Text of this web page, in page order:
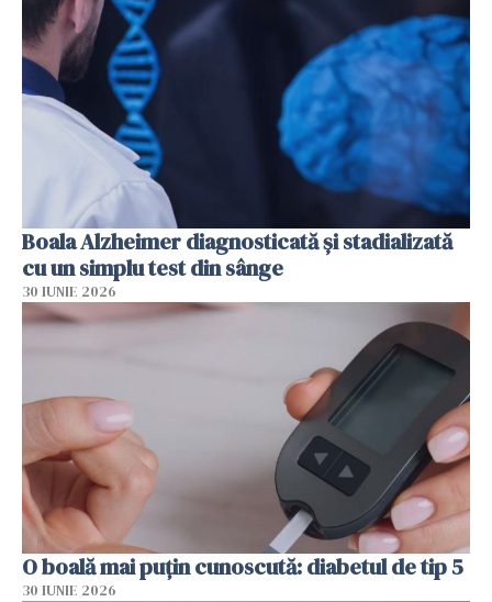
Boala Alzheimer diagnosticată și stadializată
cu un simplu test din sânge
30 IUNIE 2026
O boală mai puțin cunoscută: diabetul de tip 5
30 IUNIE 2026